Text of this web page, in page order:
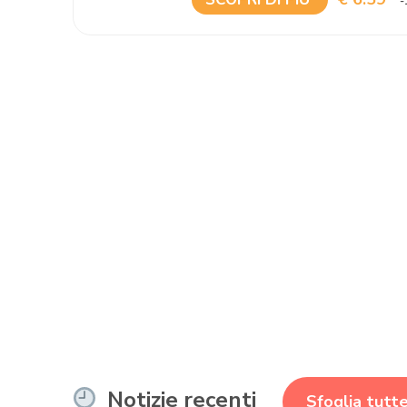
Notizie recenti Sfoglia